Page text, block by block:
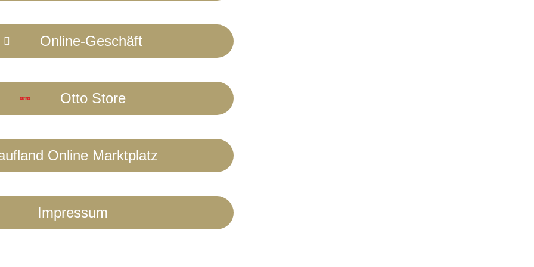
Online-Geschäft
Otto Store
Online Marktplatz
Impressum